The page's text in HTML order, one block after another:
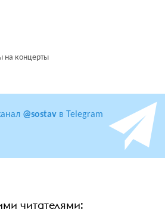
на концерты
@sostav в Telegram
читателями: